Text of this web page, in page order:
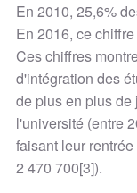
En 2010, 25,6%
En 2016, ce
Ces chiffres
d'intégration des
de plus en plus
l'université (entre
faisant leur
2 470 700[3]).